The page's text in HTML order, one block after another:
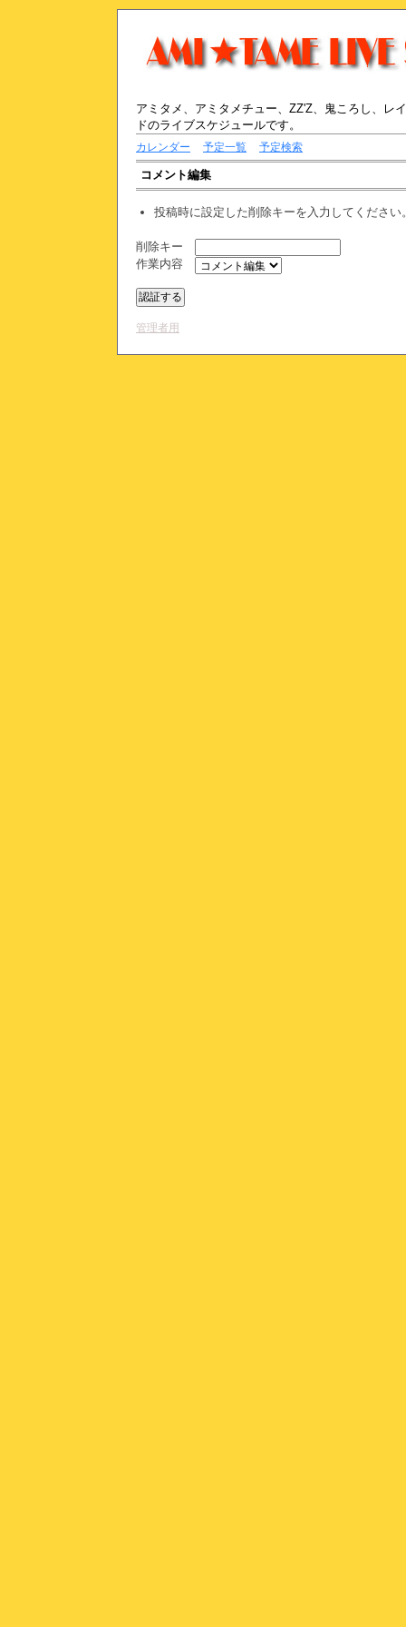
アミタメ、アミタメチュー、ZZ'Z、鬼ころし、レ
ドのライブスケジュールです。
カレンダー 予定一覧 予定検索
コメント編集
投稿時に設定した削除キーを入力してください
削除キー
作業内容
管理者用